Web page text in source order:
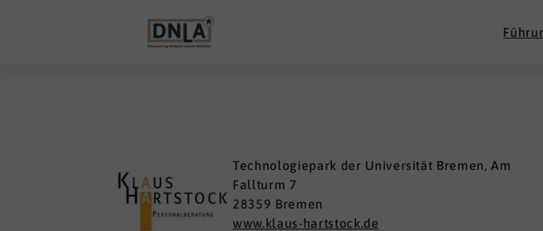
Technologiepark der Universität Bremen, Am
Fallturm 7
28359 Bremen
www.klaus-hartstock.de